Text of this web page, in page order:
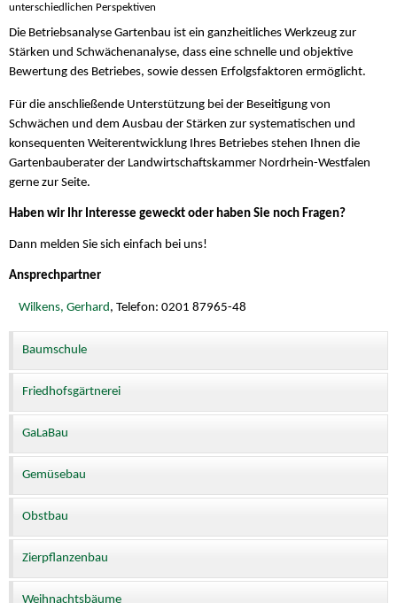
unterschiedlichen Perspektiven
Die Betriebsanalyse Gartenbau ist ein ganzheitliches Werkzeug zur
Stärken und Schwächenanalyse, dass eine schnelle und objektive
Bewertung des Betriebes, sowie dessen Erfolgsfaktoren ermöglicht.
Für die anschließende Unterstützung bei der Beseitigung von
Schwächen und dem Ausbau der Stärken zur systematischen und
konsequenten Weiterentwicklung Ihres Betriebes stehen Ihnen die
Gartenbauberater der Landwirtschaftskammer Nordrhein-Westfalen
gerne zur Seite.
Haben wir Ihr Interesse geweckt oder haben Sie noch Fragen?
Dann melden Sie sich einfach bei uns!
Ansprechpartner
Wilkens, Gerhard , Telefon: 0201 87965-48
Baumschule
Friedhofsgärtnerei
GaLaBau
Gemüsebau
Obstbau
Zierpflanzenbau
Weihnachtsbäume